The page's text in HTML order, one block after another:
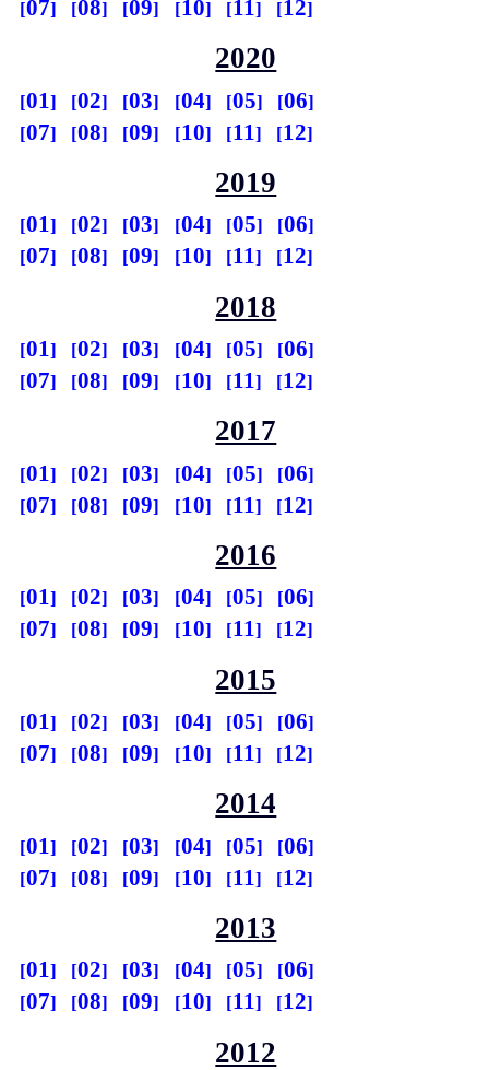
07 08 09 10 11 12
2020
01 02 03 04 05
06
07
08 09 10 11 12
2019
01 02 03 04 05
06
07
08 09 10 11 12
2018
01 02 03 04 05
06
07
08 09 10 11 12
2017
01 02 03 04 05
06
07
08 09 10 11 12
2016
01 02 03 04 05
06
07
08 09 10 11 12
2015
01 02 03 04 05
06
07
08 09 10 11 12
2014
01 02 03 04 05
06
07
08 09 10 11 12
2013
01 02 03 04 05
06
07
08 09 10 11 12
2012